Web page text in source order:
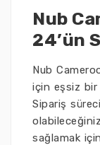
Nub
24’ün
Nub
için eşsiz bir
Sipariş
sağlamak